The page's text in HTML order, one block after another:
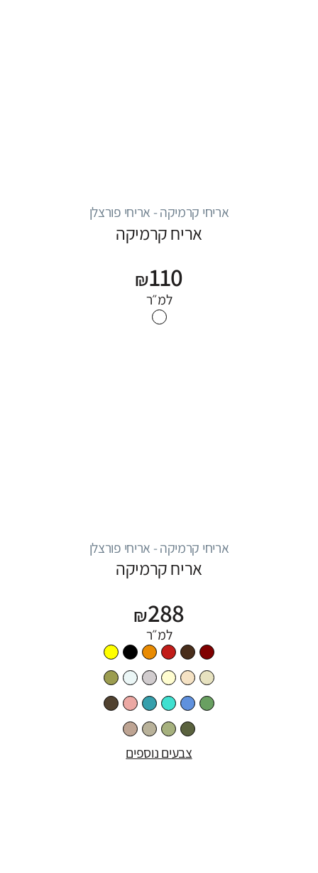
אריחי קרמיקה - אריחי פורצלן
אריח קרמיקה
₪110
למ״ר
אריחי קרמיקה - אריחי פורצלן
אריח קרמיקה
₪288
למ״ר
צבעים נוספים